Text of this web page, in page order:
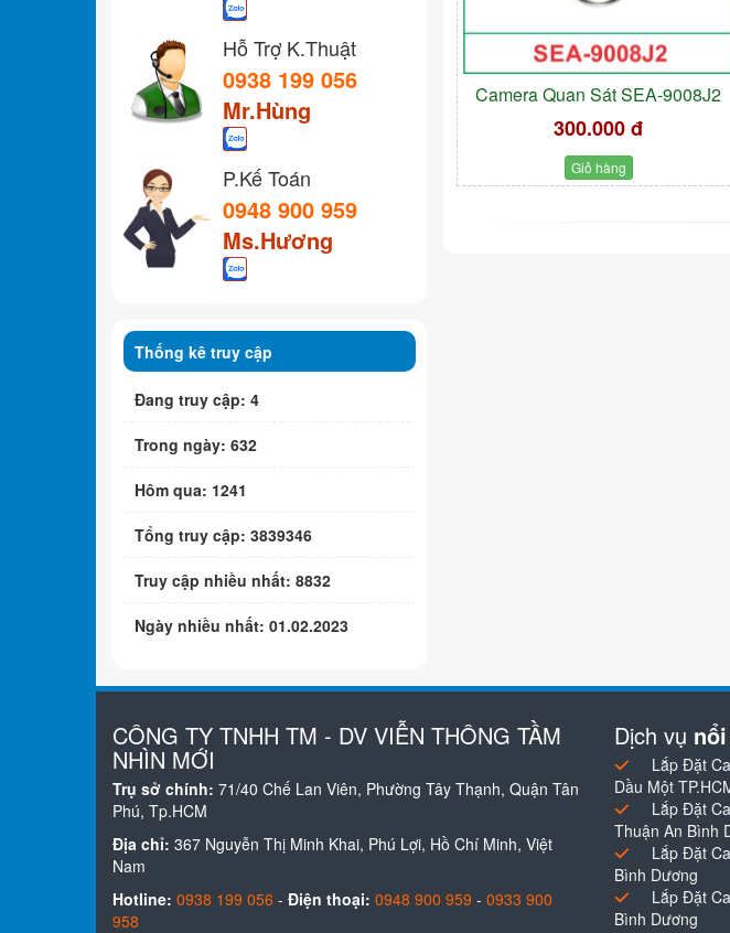
Camera Quan Sát SEA-9008J2
300.000 đ
Giỏ hàng
Hỗ Trợ K.Thuật
0938 199 056
Mr.Hùng
P.Kế Toán
0948 900 959
Ms.Hương
Thống kê truy cập
Đang truy cập: 4
Trong ngày: 632
Hôm qua: 1241
Tổng truy cập: 3839346
Truy cập nhiều nhất: 8832
Ngày nhiều nhất: 01.02.2023
CÔNG TY TNHH TM - DV VIỄN THÔNG TẦM
NHÌN MỚI
Trụ sở chính: 71/40 Chế Lan Viên, Phường Tây Thạnh, Quận Tân
Phú, Tp.HCM
Địa chỉ: 367 Nguyễn Thị Minh Khai, Phú Lợi, Hồ Chí Minh, Việt
Nam
Hotline: 0938 199 056 - Điện thoại: 0948 900 959 - 0933 900
958
Dịch vụ
Lắp Đặt
Dầu Một
Lắp Đặt
Thuận An Bình
Lắp Đặt
Bình Dương
Lắp Đặt
Bình Dương